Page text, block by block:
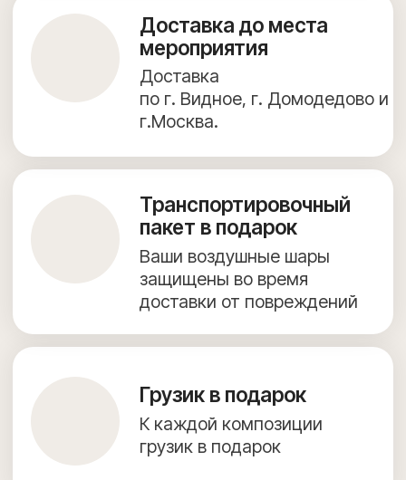
КАТАЛОГ ВОЗДУШНЫХ ШАРОВ
ДОСТАВКА И ОПЛАТА
ПОЛЕЗНОЕ
КОНТАКТЫ
+7 (967) 271-77-21
г. Видное, Олимпийская улица, 6, 9 этаж, помещение 82
ОБО МНЕ